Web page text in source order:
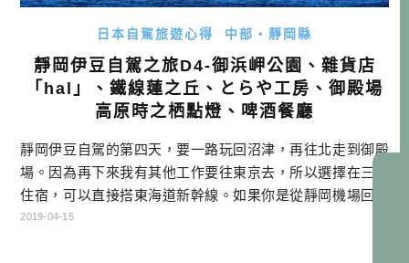
日本自駕旅遊心得 中部・靜岡縣
靜岡伊豆自駕之旅D4-御浜岬公園、雜貨店
「hal」、鐵線蓮之丘、とらや工房、御殿場
高原時之栖點燈、啤酒餐廳
靜岡伊豆自駕的第四天，要一路玩回沼津，再往北走到御殿
場。因為再下來我有其他工作要往東京去，所以選擇在三島
住宿，可以直接搭東海道新幹線。如果你是從靜岡機場回台
灣，建議可以直接住在御殿場，或者回沼津住宿，會離機場
2019-04-15